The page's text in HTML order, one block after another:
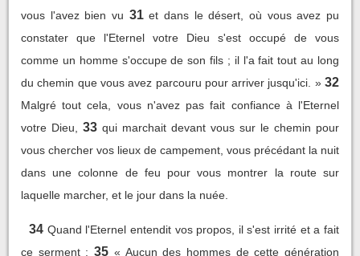
vous l'avez bien vu 31 et dans le désert, où vous avez pu
constater que l'Eternel votre Dieu s'est occupé de vous
comme un homme s'occupe de son fils ; il l'a fait tout au long
du chemin que vous avez parcouru pour arriver jusqu'ici. » 32
Malgré tout cela, vous n'avez pas fait confiance à l'Eternel
votre Dieu,
33 qui marchait devant vous sur le chemin pour
vous chercher vos lieux de campement, vous précédant la nuit
dans une colonne de feu pour vous montrer la route sur
laquelle marcher, et le jour dans la nuée.
34 Quand l'Eternel entendit vos propos, il s'est irrité et a fait
ce serment : 35 « Aucun des hommes de cette génération